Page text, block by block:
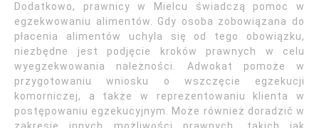
Dodatkowo, prawnicy w Mielcu świadczą pomoc w
egzekwowaniu alimentów. Gdy osoba zobowiązana do
płacenia alimentów uchyla się od tego obowiązku,
niezbędne jest podjęcie kroków prawnych w celu
wyegzekwowania należności. Adwokat pomoże w
przygotowaniu wniosku o wszczęcie egzekucji
komorniczej, a także w reprezentowaniu klienta w
postępowaniu egzekucyjnym. Może również doradzić w